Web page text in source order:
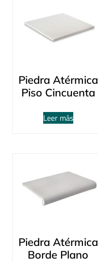
Piedra Atérmica
Piso Cincuenta
Leer más
Piedra Atérmica
Borde Plano